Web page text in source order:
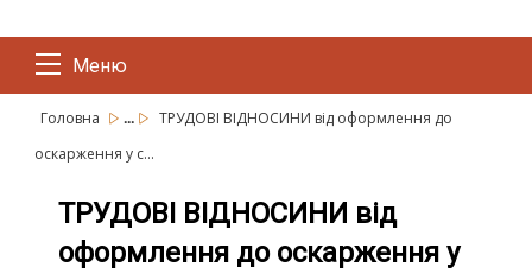
Меню
Головна ...
ТРУДОВІ ВІДНОСИНИ від оформлення до
оскарження у с...
ТРУДОВІ ВІДНОСИНИ від
оформлення до оскарження у